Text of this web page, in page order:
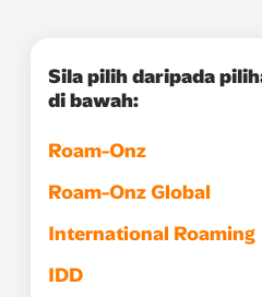
Sila pilih daripada
di bawah:
Roam-Onz
Roam-Onz Global
International Roaming
IDD